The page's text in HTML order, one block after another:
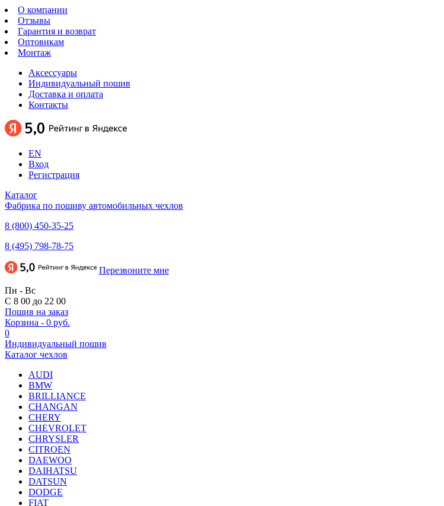
О компании
Отзывы
Гарантия и возврат
Оптовикам
Монтаж
Аксессуары
Индивидуальный пошив
Доставка и оплата
Контакты
EN
Вход
Регистрация
Каталог
Фабрика по пошиву автомобильных чехлов
8 (800) 450-35-25
8 (495) 798-78-75
Перезвоните мне
Пн - Вс
С 8 00 до 22 00
Пошив на заказ
Корзина - 0 руб.
0
Индивидуальный пошив
Каталог чехлов
AUDI
BMW
BRILLIANCE
CHANGAN
CHERY
CHEVROLET
CHRYSLER
CITROEN
DAEWOO
DAIHATSU
DATSUN
DODGE
FIAT